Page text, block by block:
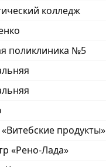
колледж
поликлиника №5
продукты»
«Рено-Лада»